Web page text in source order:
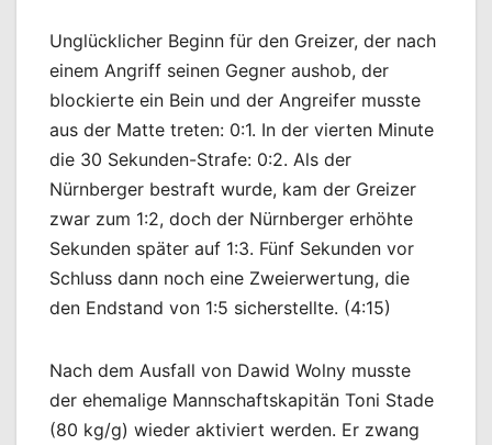
Unglücklicher Beginn für den Greizer, der nach
einem Angriff seinen Gegner aushob, der
blockierte ein Bein und der Angreifer musste
aus der Matte treten: 0:1. In der vierten Minute
die 30 Sekunden-Strafe: 0:2. Als der
Nürnberger bestraft wurde, kam der Greizer
zwar zum 1:2, doch der Nürnberger erhöhte
Sekunden später auf 1:3. Fünf Sekunden vor
Schluss dann noch eine Zweierwertung, die
den Endstand von 1:5 sicherstellte. (4:15)
Nach dem Ausfall von Dawid Wolny musste
der ehemalige Mannschaftskapitän Toni Stade
(80 kg/g) wieder aktiviert werden. Er zwang